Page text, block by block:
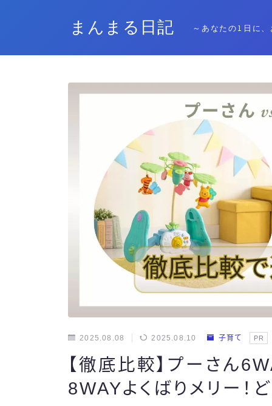
まんまる日記 ～あなたの1日に、
2025.08.08 2025.08.10 子育て PR
【徹底比較】プーさん
8WAYよくばりメリー！